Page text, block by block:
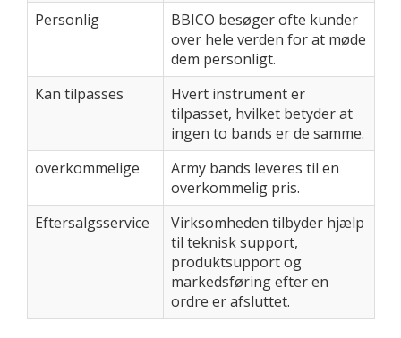
Personlig
BBICO besøger ofte kunder
over hele verden for at møde
dem personligt.
Kan tilpasses
Hvert instrument er
tilpasset, hvilket betyder at
ingen to bands er de samme.
overkommelige
Army bands leveres til en
overkommelig pris.
Eftersalgsservice
Virksomheden tilbyder hjælp
til teknisk support,
produktsupport og
markedsføring efter en
ordre er afsluttet.